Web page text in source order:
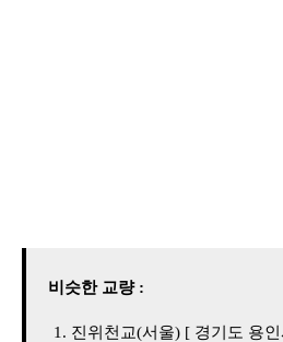
비슷한 교량 :
진위천교(서울) [ 경기도 용